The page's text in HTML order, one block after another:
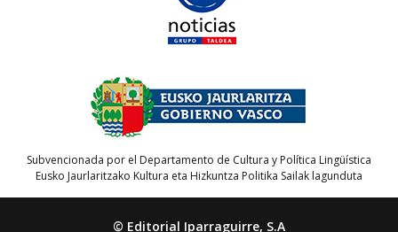
Subvencionada por el Departamento de Cultura y Política Lingüística
Eusko Jaurlaritzako Kultura eta Hizkuntza Politika Sailak lagunduta
© Editorial Iparraguirre, S.A